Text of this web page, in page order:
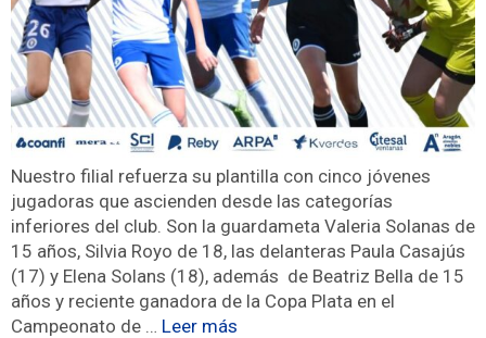
Nuestro filial refuerza su plantilla con cinco jóvenes
jugadoras que ascienden desde las categorías
inferiores del club. Son la guardameta Valeria Solanas de
15 años, Silvia Royo de 18, las delanteras Paula Casajús
(17) y Elena Solans (18), además de Beatriz Bella de 15
años y reciente ganadora de la Copa Plata en el
Campeonato de … Leer más